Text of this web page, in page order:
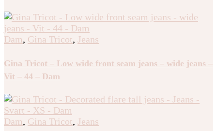
Dam, Gina Tricot, Jeans
Gina Tricot – Low wide front seam jeans – wide jeans –
Vit – 44 – Dam
Dam, Gina Tricot, Jeans